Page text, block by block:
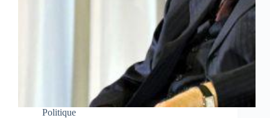
Politique